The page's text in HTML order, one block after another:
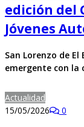
edición del
Jóvenes
San Lorenzo de
emergente con la
Actualidad
15/05/2026
0